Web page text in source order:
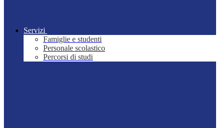
Servizi
Famiglie e studenti
Personale scolastico
Percorsi di studi